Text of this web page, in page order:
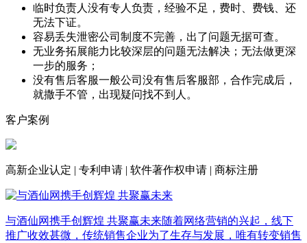
临时负责人 没有专人负责，经验不足，费时、费钱、还
无法下证。
容易丢失泄密公司制度不完善，出了问题无据可查。
无业务拓展能力 比较深层的问题无法解决；无法做更深
一步的服务；
没有售后客服一般公司没有售后客服部，合作完成后，
就撒手不管，出现疑问找不到人。
客户案例
高新企业认定 | 专利申请 | 软件著作权申请 | 商标注册
与酒仙网携手创辉煌 共聚赢未来随着网络营销的兴起，线下
推广收效甚微，传统销售企业为了生存与发展，唯有转变销售